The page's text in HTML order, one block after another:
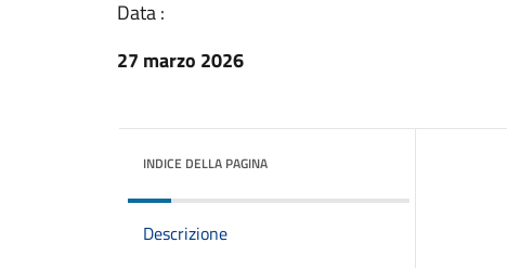
Data :
27 marzo 2026
INDICE DELLA PAGINA
Descrizione